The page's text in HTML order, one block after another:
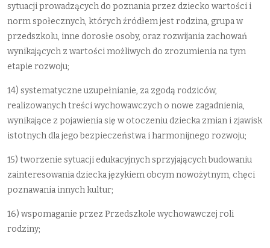
sytuacji prowadzących do poznania przez dziecko wartości i
norm społecznych, których źródłem jest rodzina, grupa w
przedszkolu, inne dorosłe osoby, oraz rozwijania zachowań
wynikających z wartości możliwych do zrozumienia na tym
etapie rozwoju;
14) systematyczne uzupełnianie, za zgodą rodziców,
realizowanych treści wychowawczych o nowe zagadnienia,
wynikające z pojawienia się w otoczeniu dziecka zmian i zjawisk
istotnych dla jego bezpieczeństwa i harmonijnego rozwoju;
15) tworzenie sytuacji edukacyjnych sprzyjających budowaniu
zainteresowania dziecka językiem obcym nowożytnym, chęci
poznawania innych kultur;
16) wspomaganie przez Przedszkole wychowawczej roli
rodziny;